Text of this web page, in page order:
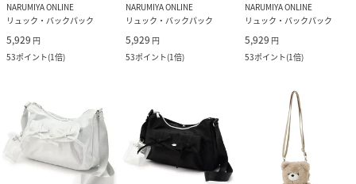
NARUMIYA ONLINE
リュック・バックパック
5,929 円
53ポイント(1倍)
NARUMIYA ONLINE
リュック・バックパック
5,929 円
53ポイント(1倍)
NARUMIYA ONLINE
リュック・バックパック
5,929 円
53ポイント(1倍)